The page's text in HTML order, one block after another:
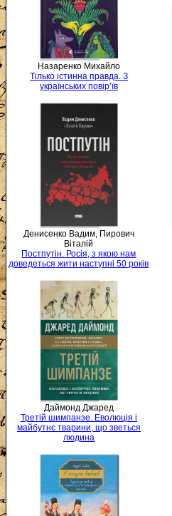
Назаренко Михайло
Тілько істинна правда. З
українських повір’їв
Денисенко Вадим, Пирович
Віталій
Постпутін. Росія, з якою нам
доведеться жити наступні 50 років
Даймонд Джаред
Третій шимпанзе. Еволюція і
майбутнє тварини, що зветься
людина